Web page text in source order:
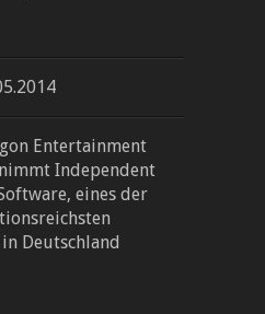
Entertainment
Independent
eines der
Deutschland